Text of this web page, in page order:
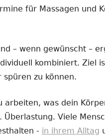
für Massagen und
– wenn gewünscht –
kombiniert. Ziel
spüren zu können.
was dein
Viele
- in ihrem Alltag